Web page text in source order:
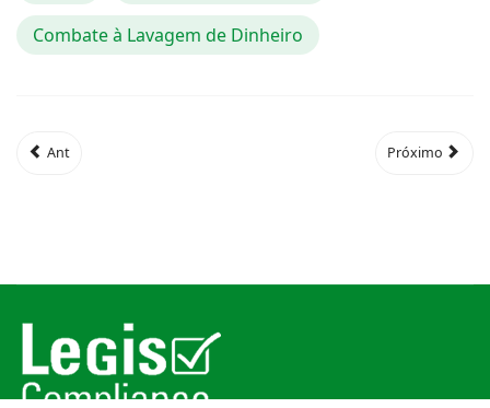
Combate à Lavagem de Dinheiro
Ant Próximo